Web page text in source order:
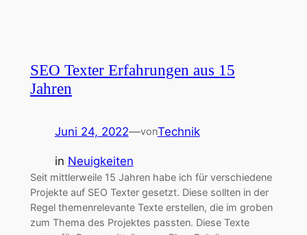
SEO Texter Erfahrungen aus 15
Jahren
Juni 24, 2022—vonTechnik
in Neuigkeiten
Seit mittlerweile 15 Jahren habe ich für verschiedene
Projekte auf SEO Texter gesetzt. Diese sollten in der
Regel themenrelevante Texte erstellen, die im groben
zum Thema des Projektes passten. Diese Texte